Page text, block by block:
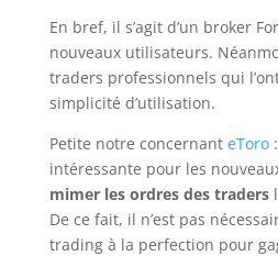
En bref, il s’agit d’un broker
nouveaux utilisateurs.
traders professionnels qui
simplicité d’utilisation.
Petite notre concernant eToro
intéressante pour les
mimer les ordres des traders
De ce fait, il n’est pas
trading à la perfection pour